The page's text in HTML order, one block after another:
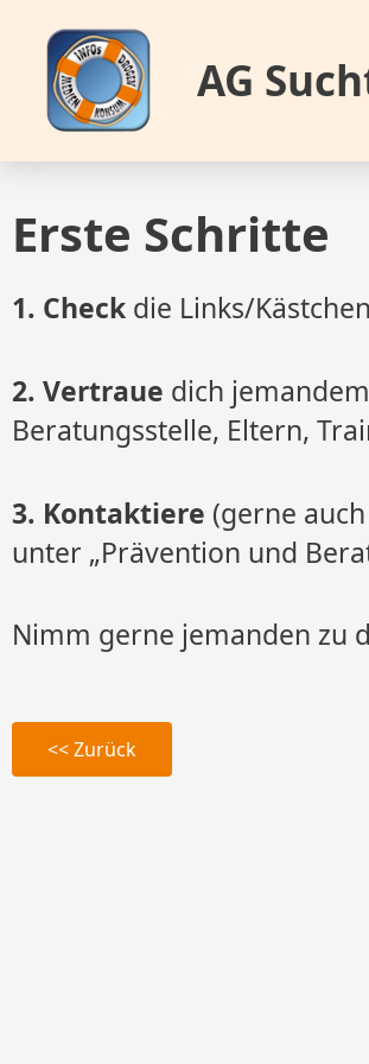
springen
AG
Erste Schritte
1. Check die Links/
2. Vertraue dich
Beratungsstelle, Eltern,
3. Kontaktiere (gerne
unter „Prävention und
Nimm gerne jemanden zu
<< Zurück